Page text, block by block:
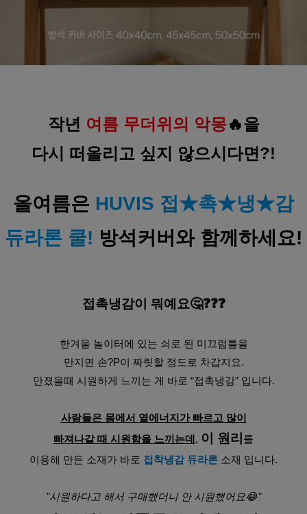
작년 여름 무더위의 악몽🔥을
다시 떠올리고 싶지 않으시다면?!
올여름은 HUVIS 접★촉★냉★감
듀라론 쿨! 방석커버와 함께하세요!
접촉냉감이 뭐예요🤔❓❓❓
한겨울 놀이터에 있는 쇠로 된 미끄럼틀을
만지면 손?P이 짜릿할 정도로 차갑지요.
만졌을때 시원하게 느끼는 게 바로 “접촉냉감” 입니다.
사람들은 몸에서 열에너지가 빠르고 많이
빠져나갈 때 시원함을 느끼는데 , 이 원리 를
이용해 만든 소재가 바로 접착냉감 듀라론 소재 입니다.
"시원하다고 해서 구매했더니 안 시원했어요😂"